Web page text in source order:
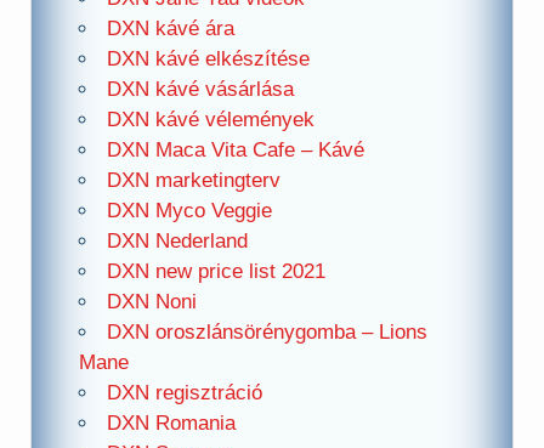
DXN kávé ára
DXN kávé elkészítése
DXN kávé vásárlása
DXN kávé vélemények
DXN Maca Vita Cafe – Kávé
DXN marketingterv
DXN Myco Veggie
DXN Nederland
DXN new price list 2021
DXN Noni
DXN oroszlánsörénygomba – Lions
Mane
DXN regisztráció
DXN Romania